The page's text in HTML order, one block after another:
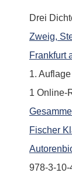
Drei
Zweig,
Frankfurt
1. Auflage
1 Online-
Fischer
978-3-